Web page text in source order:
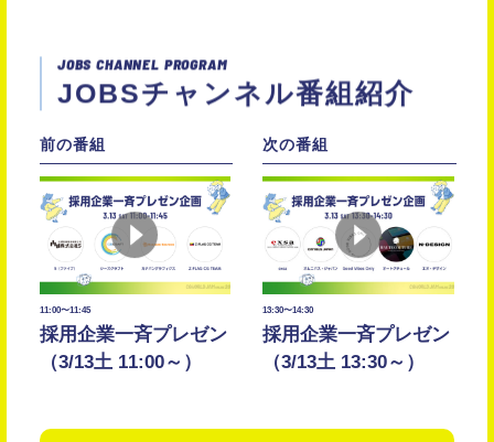
JOBS CHANNEL PROGRAM
JOBSチャンネル番組紹介
11:00〜11:45
採用企業一斉プレゼン
（3/13土 11:00～）
13:30〜14:30
採用企業一斉プレゼン
（3/13土 13:30～）